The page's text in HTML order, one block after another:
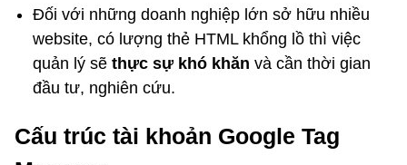
Đối với những doanh nghiệp lớn sở hữu nhiều
website, có lượng thẻ HTML khổng lồ thì việc
quản lý sẽ thực sự khó khăn và cần thời gian
đầu tư, nghiên cứu.
Cấu trúc tài khoản Google Tag